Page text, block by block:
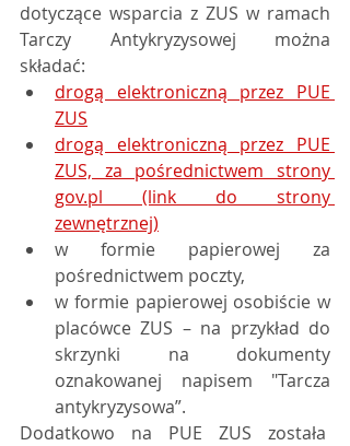
dotyczące wsparcia z ZUS w ramach
Tarczy Antykryzysowej można
składać:
drogą elektroniczną przez PUE
ZUS
drogą elektroniczną przez PUE
ZUS, za pośrednictwem strony
gov.pl (link do strony
zewnętrznej)
w formie papierowej za
pośrednictwem poczty,
w formie papierowej osobiście w
placówce ZUS – na przykład do
skrzynki na dokumenty
oznakowanej napisem "Tarcza
antykryzysowa”.
Dodatkowo na PUE ZUS została